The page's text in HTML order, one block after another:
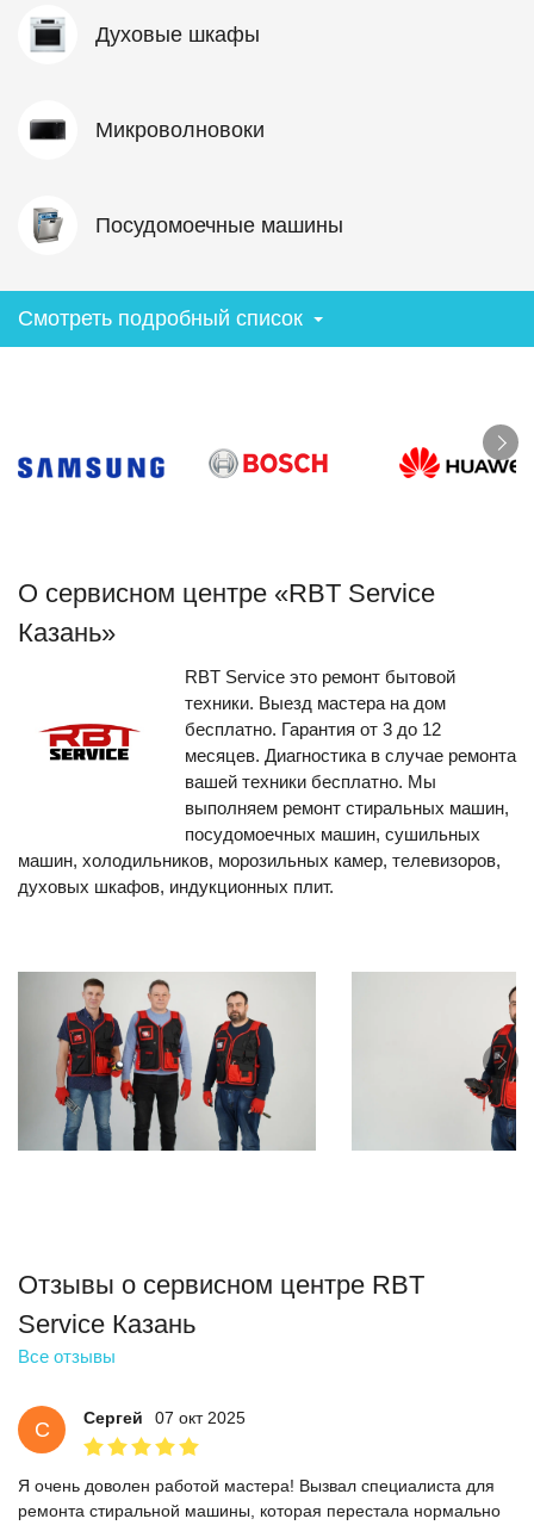
Духовые шкафы
Микроволновоки
Посудомоечные машины
Смотреть подробный список
О сервисном центре «RBT Service
Казань»
RBT Service это ремонт бытовой
техники. Выезд мастера на дом
бесплатно. Гарантия от 3 до 12
месяцев. Диагностика в случае ремонта
вашей техники бесплатно. Мы
выполняем ремонт стиральных машин,
посудомоечных машин, сушильных
машин, холодильников, морозильных камер, телевизоров,
духовых шкафов, индукционных плит.
Отзывы о сервисном центре RBT
Service Казань
Все отзывы
С Сергей 07 окт 2025
Я очень доволен работой мастера! Вызвал специалиста для
ремонта стиральной машины, которая перестала нормально